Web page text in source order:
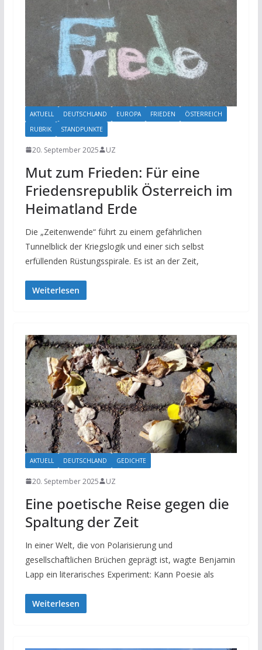
AKTUELL DEUTSCHLAND EUROPA FRIEDEN
ÖSTERREICH
RUBRIK
STANDPUNKTE
20. September 2025 UZ
Mut zum Frieden: Für eine
Friedensrepublik Österreich im
Heimatland Erde
Die „Zeitenwende“ führt zu einem gefährlichen
Tunnelblick der Kriegslogik und einer sich selbst
erfüllenden Rüstungsspirale. Es ist an der Zeit,
Weiterlesen
AKTUELL DEUTSCHLAND GEDICHTE
20. September 2025 UZ
Eine poetische Reise gegen die
Spaltung der Zeit
In einer Welt, die von Polarisierung und
gesellschaftlichen Brüchen geprägt ist, wagte Benjamin
Lapp ein literarisches Experiment: Kann Poesie als
Weiterlesen